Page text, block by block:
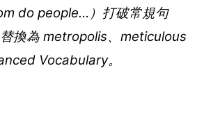
do people…）打破常規句
換為 metropolis、 meticulous
Vocabulary。